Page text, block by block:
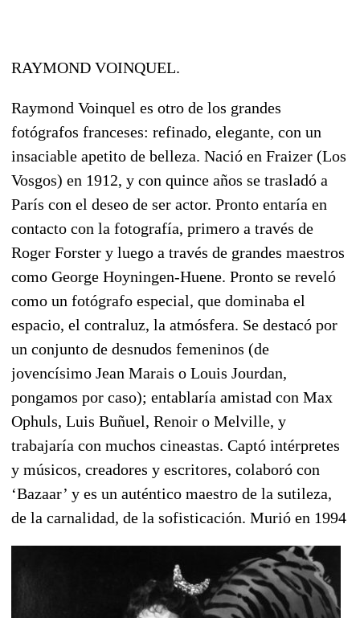
RAYMOND VOINQUEL.
Raymond Voinquel es otro de los grandes
fotógrafos franceses: refinado, elegante, con un
insaciable apetito de belleza. Nació en Fraizer (Los
Vosgos) en 1912, y con quince años se trasladó a
París con el deseo de ser actor. Pronto entaría en
contacto con la fotografía, primero a través de
Roger Forster y luego a través de grandes maestros
como George Hoyningen-Huene. Pronto se reveló
como un fotógrafo especial, que dominaba el
espacio, el contraluz, la atmósfera. Se destacó por
un conjunto de desnudos femeninos (de
jovencísimo Jean Marais o Louis Jourdan,
pongamos por caso); entablaría amistad con Max
Ophuls, Luis Buñuel, Renoir o Melville, y
trabajaría con muchos cineastas. Captó intérpretes
y músicos, creadores y escritores, colaboró con
‘Bazaar’ y es un auténtico maestro de la sutileza,
de la carnalidad, de la sofisticación. Murió en 1994